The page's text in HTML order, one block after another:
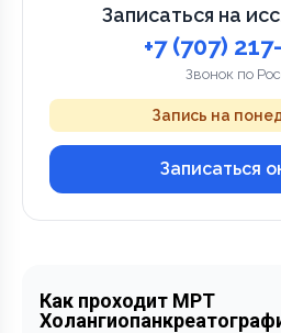
Записаться на
+7 (707)
Звонок по
Запись на
Записаться
Как проходит МРТ